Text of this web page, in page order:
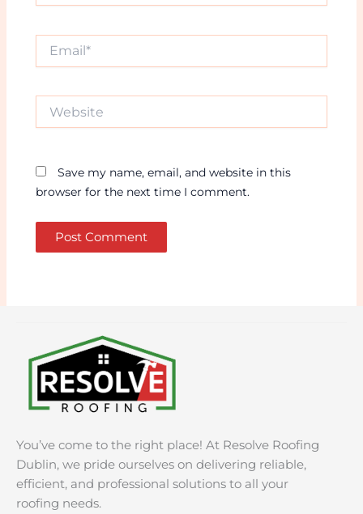
Save my name, email, and website in this
browser for the next time I comment.
You’ve come to the right place! At Resolve Roofing
Dublin, we pride ourselves on delivering reliable,
efficient, and professional solutions to all your
roofing needs.